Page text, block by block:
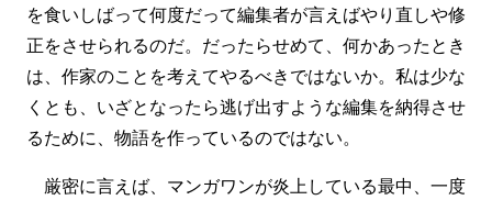
を食いしばって何度だって編集者が言えばやり直しや修
正をさせられるのだ。だったらせめて、何かあったとき
は、作家のことを考えてやるべきではないか。私は少な
くとも、いざとなったら逃げ出すような編集を納得させ
るために、物語を作っているのではない。
厳密に言えば、マンガワンが炎上している最中、一度